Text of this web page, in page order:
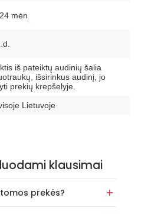
mėn
iš pateiktų audinių šalia
išsirinkus audinį, jo
prekių krepšelyje.
Lietuvoje
klausimai
prekės?